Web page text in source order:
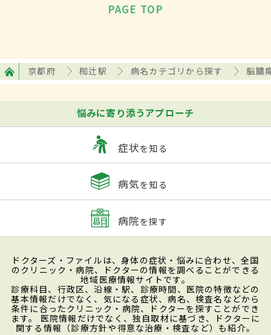
PAGE TOP
京都府 椥辻駅 病名カテゴリから探す 脳膿
悩みに寄り添うアプローチ
症状を知る
病気を知る
病院を探す
ドクターズ・ファイルは、身体の症状・悩みに合わせ、全国
のクリニック・病院、ドクターの情報を調べることができる
地域医療情報サイトです。
診療科目、行政区、沿線・駅、診療時間、医院の特徴などの
基本情報だけでなく、気になる症状、病名、検査名などから
条件に合ったクリニック・病院、ドクターを探すことができ
ます。 医院情報だけでなく、独自取材に基づき、ドクターに
関する情報（診療方針や得意な治療・検査など）も紹介。